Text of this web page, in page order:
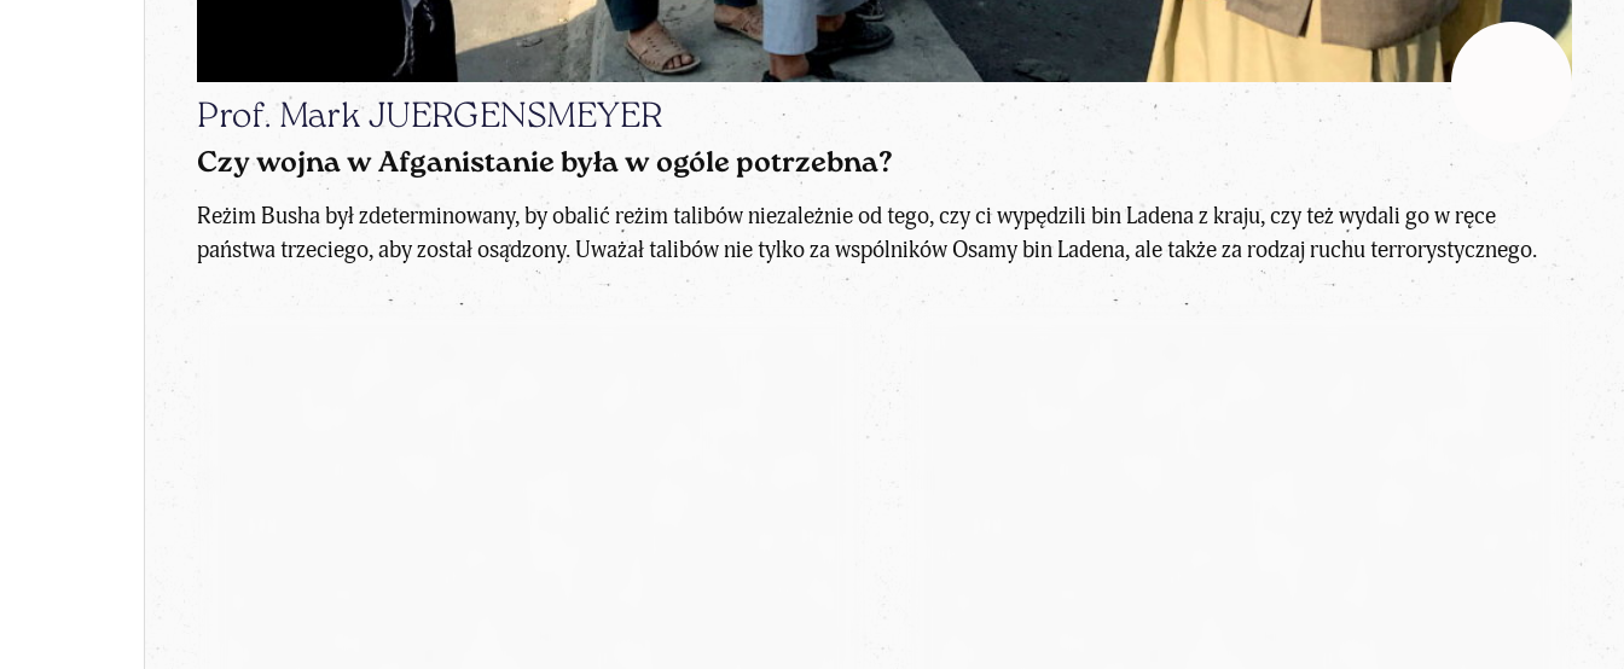
Prof. Mark JUERGENSMEYER
Czy wojna w Afganistanie była w ogóle potrzebna?
Reżim Busha był zdeterminowany, by obalić reżim talibów niezależnie od tego, czy ci wypędzili bin Ladena z kraju, czy też wydali go w ręce
państwa trzeciego, aby został osądzony. Uważał talibów nie tylko za wspólników Osamy bin Ladena, ale także za rodzaj ruchu terrorystycznego.